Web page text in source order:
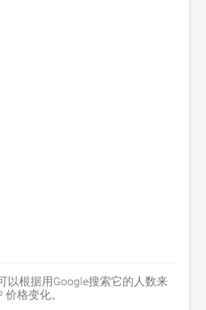
以根据用Google搜索它的人数来
价格变化。